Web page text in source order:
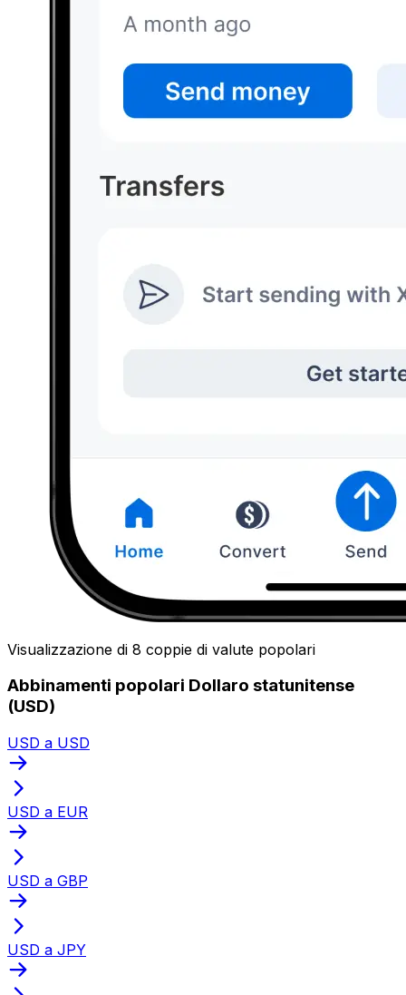
Visualizzazione di 8 coppie di valute popolari
Abbinamenti popolari Dollaro statunitense
(USD)
USD a USD
USD a EUR
USD a GBP
USD a JPY